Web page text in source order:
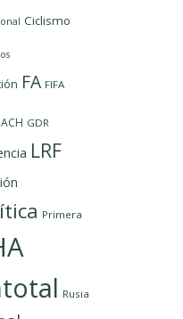
Ciclismo
FA FIFA
GDR
LRF
Primera
Rusia